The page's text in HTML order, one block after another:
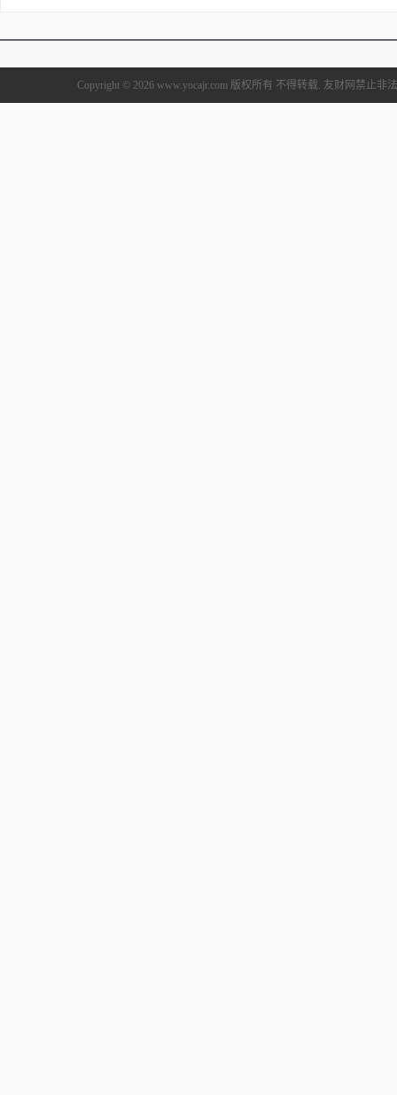
Copyright © 2026 www.yocajr.com 版权所有 不得转载. 友财网禁止非